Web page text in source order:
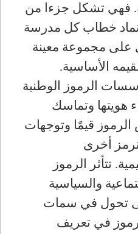
فهي تشكل جزءا من
خطاب كل مدرسة
على مجموعة معينة
الأساسية.
الرموز الوطنية
هويتها وتماسك
الرموز قيمًا وتوجهات
ترمز أخرى
تتأثر الرموز
والسياسية
تحول في سمات
في تعريف